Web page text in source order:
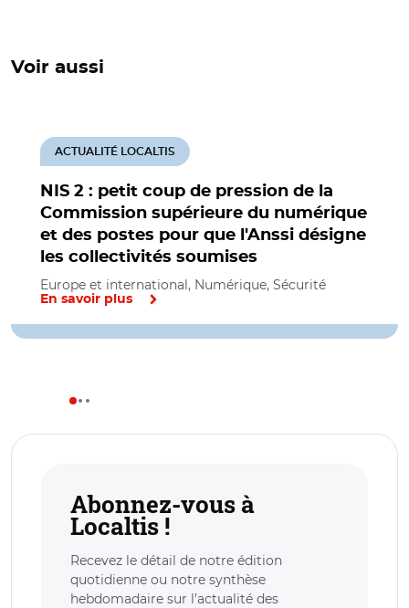
Voir aussi
NIS 2 : petit coup de pression de la
Commission supérieure du numérique
et des postes pour que l'Anssi désigne
les collectivités soumises
ACTUALITÉ LOCALTIS
Europe et international, Numérique, Sécurité
En savoir plus
Abonnez-vous à
Localtis !
Recevez le détail de notre édition
quotidienne ou notre synthèse
hebdomadaire sur l’actualité des